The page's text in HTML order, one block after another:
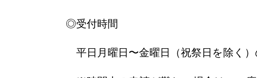
◎受付時間
平日月曜日〜金曜日（祝祭日を除く